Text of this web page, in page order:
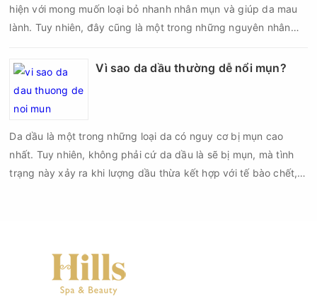
hiện với mong muốn loại bỏ nhanh nhân mụn và giúp da mau
lành. Tuy nhiên, đây cũng là một trong những nguyên nhân
tăng nguy cơ viêm nhiễm, thâm và sẹo.
Vì sao da dầu thường dễ nổi mụn?
Da dầu là một trong những loại da có nguy cơ bị mụn cao
nhất. Tuy nhiên, không phải cứ da dầu là sẽ bị mụn, mà tình
trạng này xảy ra khi lượng dầu thừa kết hợp với tế bào chết,